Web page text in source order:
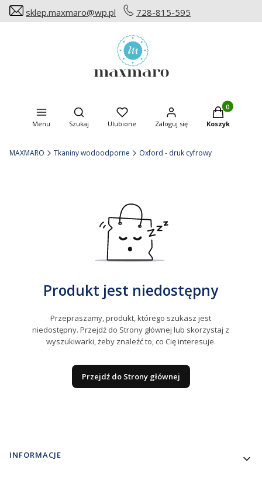
sklep.maxmaro@wp.pl 728-815-595
Menu
Otwórz wyszukiwarkę
Szukaj Ulubione Zaloguj się
Produkty w
Koszyk
MAXMARO Tkaniny wodoodporne Oxford - druk cyfrowy
Produkt jest niedostępny
Przepraszamy, produkt, którego szukasz jest
niedostępny. Przejdź do Strony głównej lub skorzystaj z
wyszukiwarki, żeby znaleźć to, co Cię interesuje.
Przejdź do Strony głównej
Linki w stopce
INFORMACJE